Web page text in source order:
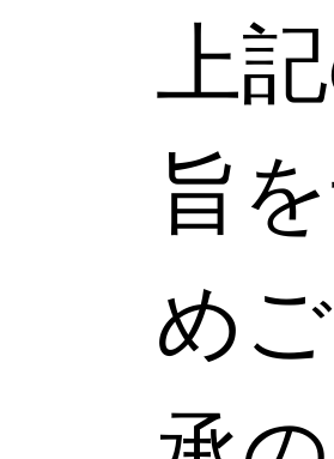
上
旨
め